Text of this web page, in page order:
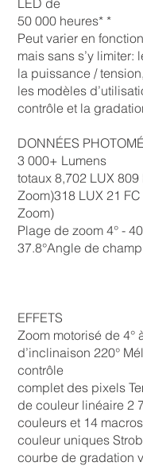
50 000 heures* *
Peut varier en
mais sans s’y
la puissance / tension,
les modèles
contrôle et la
DONNÉES
3 000+ Lumens
totaux 8,702 LUX 809
Zoom)318 LUX 21
Zoom)
Plage de zoom 4° -
37.8°Angle de champ
EFFETS
Zoom motorisé de 4°
d’inclinaison 220°
contrôle
complet des pixels
de couleur linéaire 2
couleurs et 14 macros
couleur uniques
courbe de gradation